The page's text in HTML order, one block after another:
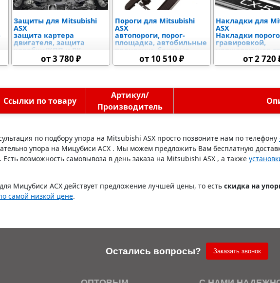
Защиты для Mitsubishi
ASX
защита картера
двигателя, защита
коробки/КПП и РК
(раздаточной коробки),
защыита радиатора и
электронного блока
от 3 780 ₽
Пороги для Mitsubishi
ASX
автопороги, порог-
площадка, автобильные
подножки, боковые
усиленные пороги
от 10 510 ₽
Накладки для
ASX
Накладки
гравировкой,
нержавеющая
накладки вот 2 720
Ссылки по товару
Артикул/
Производитель
по подбору упора на Mitsubishi ASX просто позвоните нам по телефону
упора на Мицубиси АСХ . Мы можем предложить Вам бесплатную
возможность самовывоза в день заказа на Mitsubishi ASX , а также
Мицубиси АСХ действует предложение лучшей цены, то есть скидка на
самой низкой цене.
Остались вопросы? Заказать звонок